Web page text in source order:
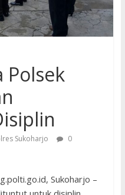
Polsek
Sukoharjo
0
Sukoharjo –